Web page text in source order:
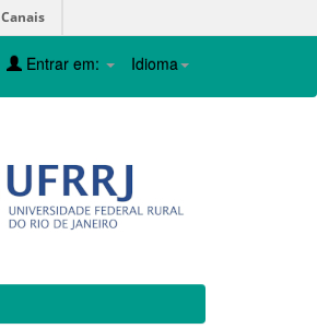
Canais
Idioma
Entrar em: